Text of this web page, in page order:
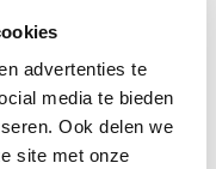
advertenties te
media te bieden
Ook delen we
site met onze